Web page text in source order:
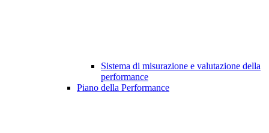
Sistema di misurazione e valutazione della
performance
Piano della Performance